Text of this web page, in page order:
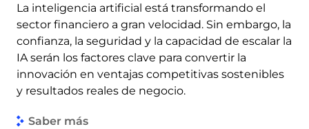
La inteligencia artificial está transformando el
sector financiero a gran velocidad. Sin embargo, la
confianza, la seguridad y la capacidad de escalar la
IA serán los factores clave para convertir la
innovación en ventajas competitivas sostenibles
y resultados reales de negocio.
Saber más